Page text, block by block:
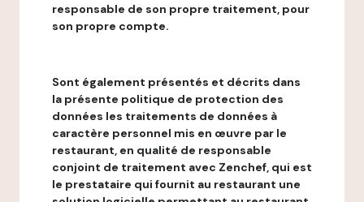
responsable de son propre traitement, pour
son propre compte.
Sont également présentés et décrits dans
la présente politique de protection des
données les traitements de données à
caractère personnel mis en œuvre par le
restaurant, en qualité de responsable
conjoint de traitement avec Zenchef, qui est
le prestataire qui fournit au restaurant une